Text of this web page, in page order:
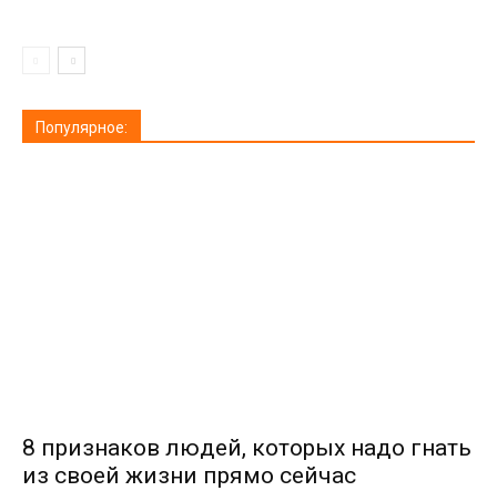
Популярное:
8 признаков людей, которых надо гнать
из своей жизни прямо сейчас